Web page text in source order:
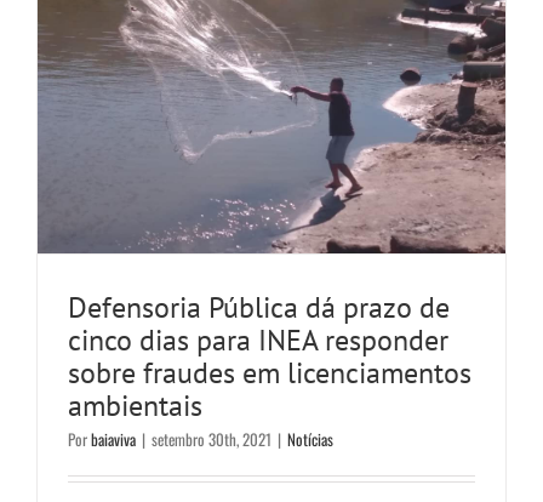
Defensoria Pública dá prazo de
cinco dias para INEA responder
sobre fraudes em licenciamentos
ambientais
Porbaiaviva | setembro 30th, 2021 | Notícias